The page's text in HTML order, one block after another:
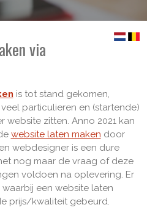
via
is tot stand gekomen,
particulieren en (startende)
website zitten. Anno 2021 kan
website laten maken door
webdesigner is een dure
nog maar de vraag of deze
voldoen na oplevering. Er
een website laten
prijs/kwaliteit gebeurd.